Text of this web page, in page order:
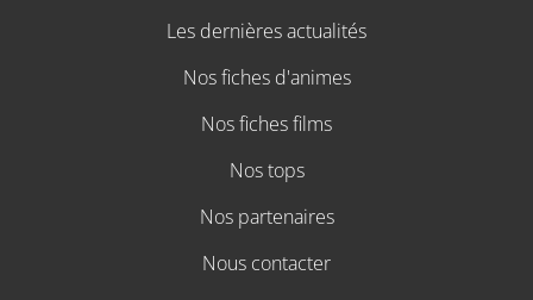
Les dernières actualités
Nos fiches d'animes
Nos fiches films
Nos tops
Nos partenaires
Nous contacter